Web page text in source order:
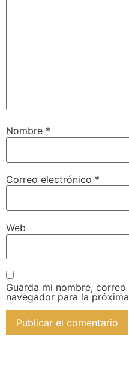
Nombre *
Correo electrónico *
Web
Guarda mi nombre,
navegador para la